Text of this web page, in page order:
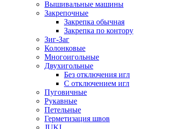
Вышивальные машины
Закрепочные
Закрепка обычная
Закрепка по контору
Зиг-Заг
Колонковые
Многоигольные
Двухигольные
Без отключения игл
С отключением игл
Пуговичные
Рукавные
Петельные
Герметизация швов
JUKI